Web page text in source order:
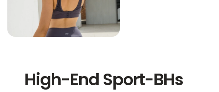
High-End Sport-BHs